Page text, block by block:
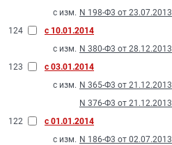
с изм. N 198-Ф3 от 23.07.2013
124
с 10.01.2014
с изм. N 380-Ф3 от 28.12.2013
123
с 03.01.2014
с изм. N 365-Ф3 от 21.12.2013
N 376-Ф3 от 21.12.2013
122
с 01.01.2014
с изм. N 186-Ф3 от 02.07.2013